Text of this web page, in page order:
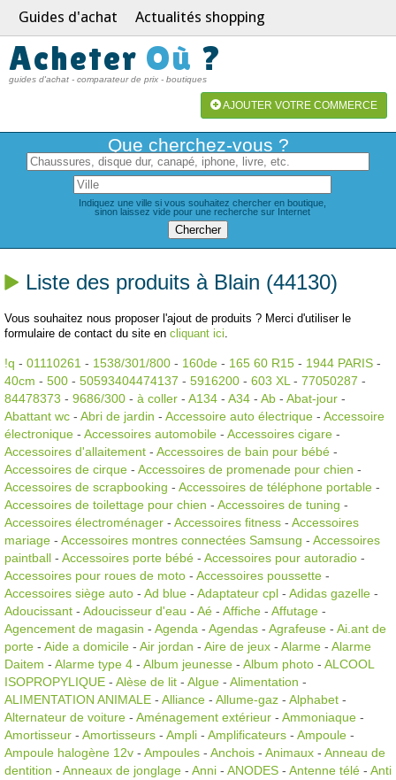
Guides d'achat Actualités shopping
Acheter Où ?
guides d'achat - comparateur de prix - boutiques
AJOUTER VOTRE COMMERCE
Que cherchez-vous ?
Indiquez une ville si vous souhaitez chercher en boutique,
sinon laissez vide pour une recherche sur Internet
Liste des produits à Blain (44130)
Vous souhaitez nous proposer l'ajout de produits ? Merci d'utiliser le
formulaire de contact du site en cliquant ici.
!q - 01110261 - 1538/301/800 - 160de - 165 60 R15 - 1944 PARIS -
40cm - 500 - 50593404474137 - 5916200 - 603 XL - 77050287 -
84478373 - 9686/300 - à coller - A134 - A34 - Ab - Abat-jour -
Abattant wc - Abri de jardin - Accessoire auto électrique - Accessoire
électronique - Accessoires automobile - Accessoires cigare -
Accessoires d'allaitement - Accessoires de bain pour bébé -
Accessoires de cirque - Accessoires de promenade pour chien -
Accessoires de scrapbooking - Accessoires de téléphone portable -
Accessoires de toilettage pour chien - Accessoires de tuning -
Accessoires électroménager - Accessoires fitness - Accessoires
mariage - Accessoires montres connectées Samsung - Accessoires
paintball - Accessoires porte bébé - Accessoires pour autoradio -
Accessoires pour roues de moto - Accessoires poussette -
Accessoires siège auto - Ad blue - Adaptateur cpl - Adidas gazelle -
Adoucissant - Adoucisseur d'eau - Aé - Affiche - Affutage -
Agencement de magasin - Agenda - Agendas - Agrafeuse - Ai.ant de
porte - Aide a domicile - Air jordan - Aire de jeux - Alarme - Alarme
Daitem - Alarme type 4 - Album jeunesse - Album photo - ALCOOL
ISOPROPYLIQUE - Alèse de lit - Algue - Alimentation -
ALIMENTATION ANIMALE - Alliance - Allume-gaz - Alphabet -
Alternateur de voiture - Aménagement extérieur - Ammoniaque -
Amortisseur - Amortisseurs - Ampli - Amplificateurs - Ampoule -
Ampoule halogène 12v - Ampoules - Anchois - Animaux - Anneau de
dentition - Anneaux de jonglage - Anni - ANODES - Antenne télé - Anti